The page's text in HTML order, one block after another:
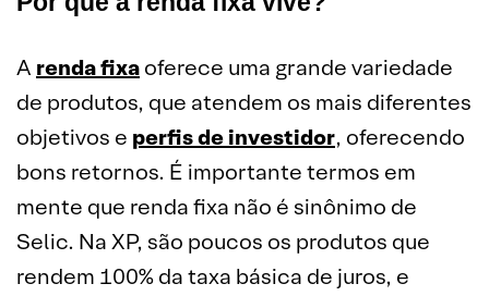
A renda fixaoferece uma grande variedade
de produtos, que atendem os mais diferentes
objetivos e perfis de investidor, oferecendo
bons retornos. É importante termos em
mente que renda fixa não é sinônimo de
Selic. Na XP, são poucos os produtos que
rendem 100% da taxa básica de juros, e